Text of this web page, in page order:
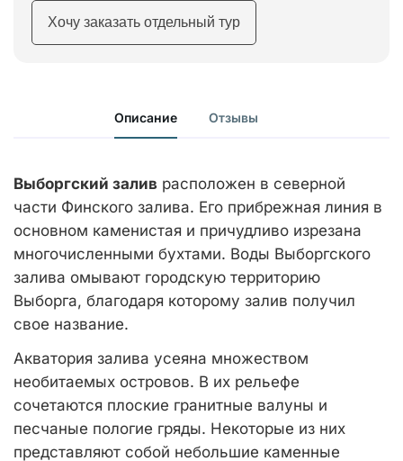
Хочу заказать отдельный тур
Описание Отзывы
Выборгский залив расположен в северной
части Финского залива. Его прибрежная линия в
основном каменистая и причудливо изрезана
многочисленными бухтами. Воды Выборгского
залива омывают городскую территорию
Выборга, благодаря которому залив получил
свое название.
Акватория залива усеяна множеством
необитаемых островов. В их рельефе
сочетаются плоские гранитные валуны и
песчаные пологие гряды. Некоторые из них
представляют собой небольшие каменные